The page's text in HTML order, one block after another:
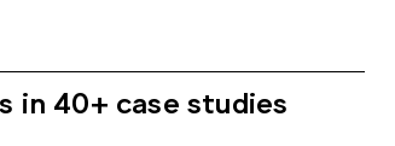
in 40+ case studies